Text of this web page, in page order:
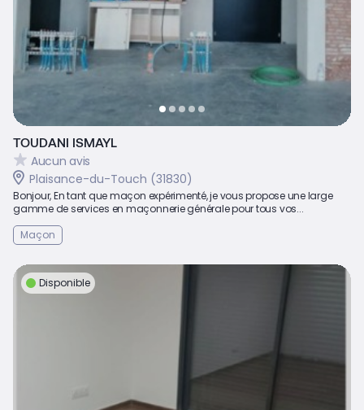
TOUDANI ISMAYL
Aucun avis
Plaisance-du-Touch (31830)
Bonjour, En tant que maçon expérimenté, je vous propose une large
gamme de services en maçonnerie générale pour tous vos...
Maçon
Disponible